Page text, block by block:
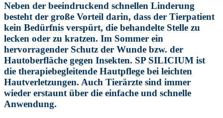
Neben der beeindruckend schnellen Linderung
besteht der große Vorteil darin, dass der Tierpatient
kein Bedürfnis verspürt, die behandelte Stelle zu
lecken oder zu kratzen. Im Sommer ein
hervorragender Schutz der Wunde bzw. der
Hautoberfläche gegen Insekten. SP SILICIUM ist
die therapiebegleitende Hautpflege bei leichten
Hautverletzungen. Auch Tierärzte sind immer
wieder erstaunt über die einfache und schnelle
Anwendung.